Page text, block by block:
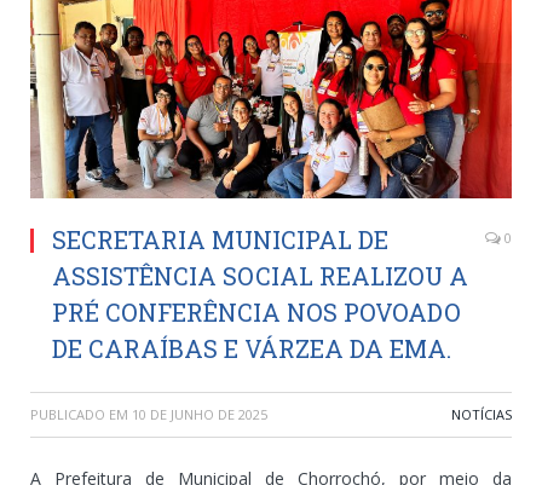
SECRETARIA MUNICIPAL DE
ASSISTÊNCIA SOCIAL REALIZOU A
PRÉ CONFERÊNCIA NOS POVOADO
DE CARAÍBAS E VÁRZEA DA EMA.
0
PUBLICADO EM 10 DE JUNHO DE 2025 NOTÍCIAS
A Prefeitura de Municipal de Chorrochó, por meio da